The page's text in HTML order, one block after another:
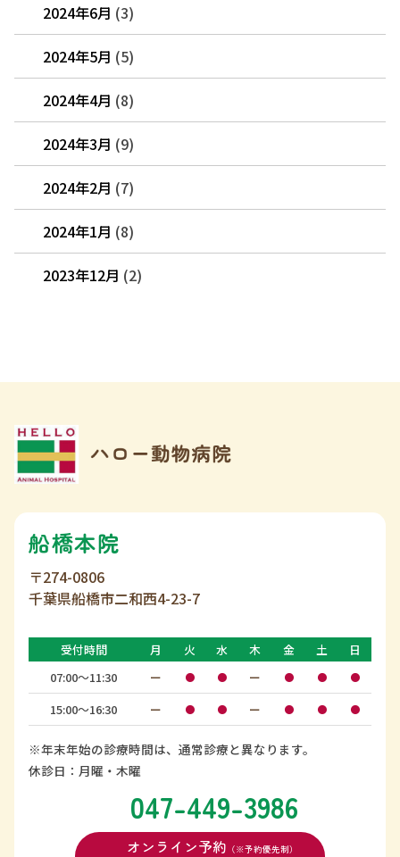
2024年6月 (3)
2024年5月 (5)
2024年4月 (8)
2024年3月 (9)
2024年2月 (7)
2024年1月 (8)
2023年12月 (2)
船橋本院
〒274-0806
千葉県船橋市二和西4-23-7
受付時間 月 火 水 木 金 土
日
07:00〜11:30
ー ● ● ー ● ● ●
15:00〜16:30 ー ● ● ー ● ● ●
※年末年始の診療時間は、通常診療と異なります。
休診日：月曜・木曜
047-449-3986
オンライン予約 （※予約優先制）